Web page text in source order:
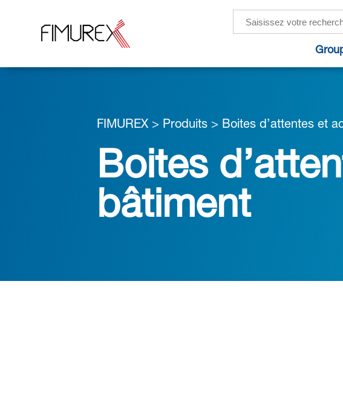
for:
FIMUREX > Produits > Boites d’attentes et
Boites
bâtiment